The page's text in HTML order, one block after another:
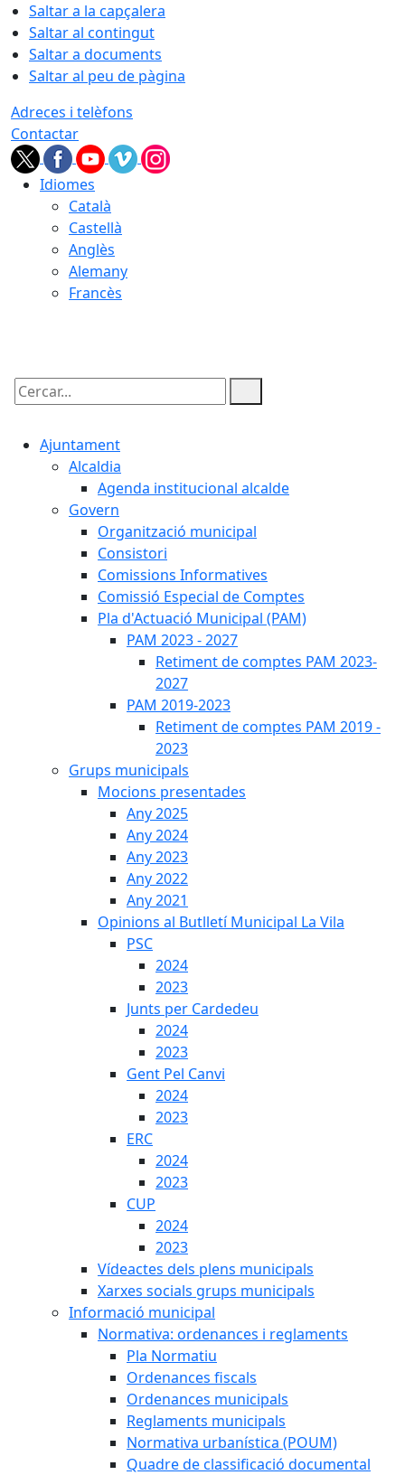
Saltar a la capçalera
Saltar al contingut
Saltar a documents
Saltar al peu de pàgina
Adreces i telèfons
Contactar
Idiomes
Català
Castellà
Anglès
Alemany
Francès
Cercar:
Ajuntament
Alcaldia
Agenda institucional alcalde
Govern
Organització municipal
Consistori
Comissions Informatives
Comissió Especial de Comptes
Pla d'Actuació Municipal (PAM)
PAM 2023 - 2027
Retiment de comptes PAM 2023-
2027
PAM 2019-2023
Retiment de comptes PAM 2019 -
2023
Grups municipals
Mocions presentades
Any 2025
Any 2024
Any 2023
Any 2022
Any 2021
Opinions al Butlletí Municipal La Vila
PSC
2024
2023
Junts per Cardedeu
2024
2023
Gent Pel Canvi
2024
2023
ERC
2024
2023
CUP
2024
2023
Vídeactes dels plens municipals
Xarxes socials grups municipals
Informació municipal
Normativa: ordenances i reglaments
Pla Normatiu
Ordenances fiscals
Ordenances municipals
Reglaments municipals
Normativa urbanística (POUM)
Quadre de classificació documental